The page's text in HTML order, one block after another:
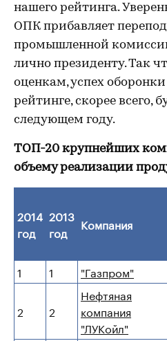
нашего рейтинга.
ОПК прибавляет
промышленной
лично президенту. Так
оценкам, успех
рейтинге, скорее всего,
следующем году.
ТОП-20 крупнейших
объему реализации
2014
год
2013
год
Компания
1
1 "Газпром"
2 2
Нефтяная
компания
"ЛУКойл"